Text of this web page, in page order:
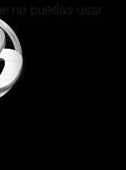
no puedas usar